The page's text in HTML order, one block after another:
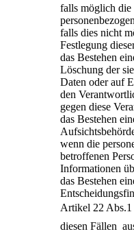
falls möglich die
falls dies nicht
Festlegung
das Bestehen
Löschung der
Daten oder auf
den
gegen diese
das Bestehen
wenn die
betroffenen
Informationen
das Bestehen
Artikel 22 Abs.1
diesen Fällen 